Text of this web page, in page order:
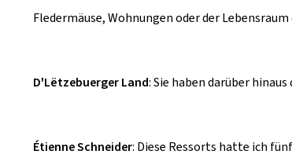
Fledermäuse, Wohnungen oder der
D'Lëtzebuerger Land: Sie haben darüber
Étienne Schneider: Diese Ressorts hatte ich